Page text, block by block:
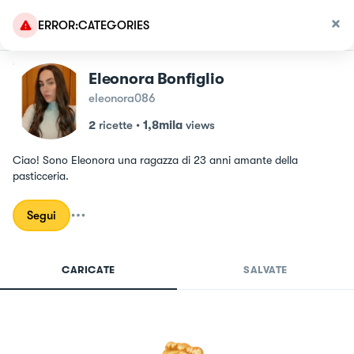
ERROR:CATEGORIES
Eleonora Bonfiglio
eleonora086
2 ricette • 1,8mila views
Ciao! Sono Eleonora una ragazza di 23 anni amante della
pasticceria.
Segui
CARICATE SALVATE